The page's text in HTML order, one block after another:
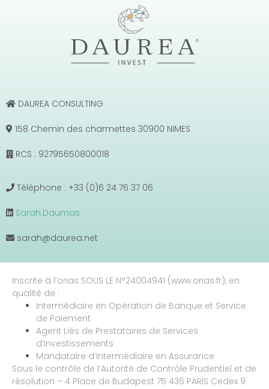
DAUREA CONSULTING
158 Chemin des charmettes 30900 NIMES
RCS : 92795650800018
Téléphone : +33 (0)6 24 76 37 06
Sarah.Daumas
sarah@daurea.net
Inscrite à l’orias SOUS LE N°24004941 (www.orias.fr), en
qualité de :
Intermédiaire en Opération de Banque et Service
de Paiement
Agent Liés de Prestataires de Services
d’Investissements
Mandataire d’Intermédiaire en Assurance
Sous le contrôle de l’Autorité de Contrôle Prudentiel et de
résolution – 4 Place de Budapest 75 436 PARIS Cedex 9